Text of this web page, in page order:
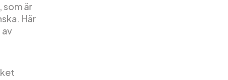
som är
Här